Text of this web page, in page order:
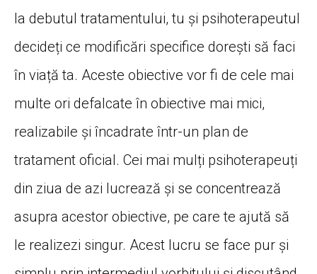
la debutul tratamentului, tu și psihoterapeutul
decideți ce modificări specifice dorești să faci
în viață ta. Aceste obiective vor fi de cele mai
multe ori defalcate în obiective mai mici,
realizabile și încadrate într-un plan de
tratament oficial. Cei mai mulți psihoterapeuți
din ziua de azi lucrează și se concentrează
asupra acestor obiective, pe care te ajută să
le realizezi singur. Acest lucru se face pur și